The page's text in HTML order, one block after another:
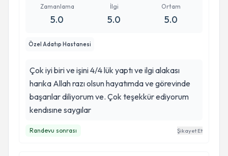
Zamanlama
5.0
İlgi
5.0
Ortam
5.0
Özel Adatıp Hastanesi
Çok iyi biri ve işini 4/4 lük yaptı ve ilgi alakası
harıka Allah razı olsun hayatımda ve görevinde
başarılar diliyorum ve. Çok teşekkür ediyorum
kendısıne saygılar
Randevu sonrası Şikayet Et